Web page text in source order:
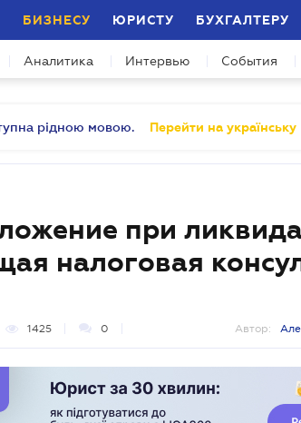
БИЗНЕСУ ЮРИСТУ БУХГАЛТЕРУ
Аналитика Интервью События
рідною мовою. Перейти на українську
при
налоговая
1425 0 Автор: